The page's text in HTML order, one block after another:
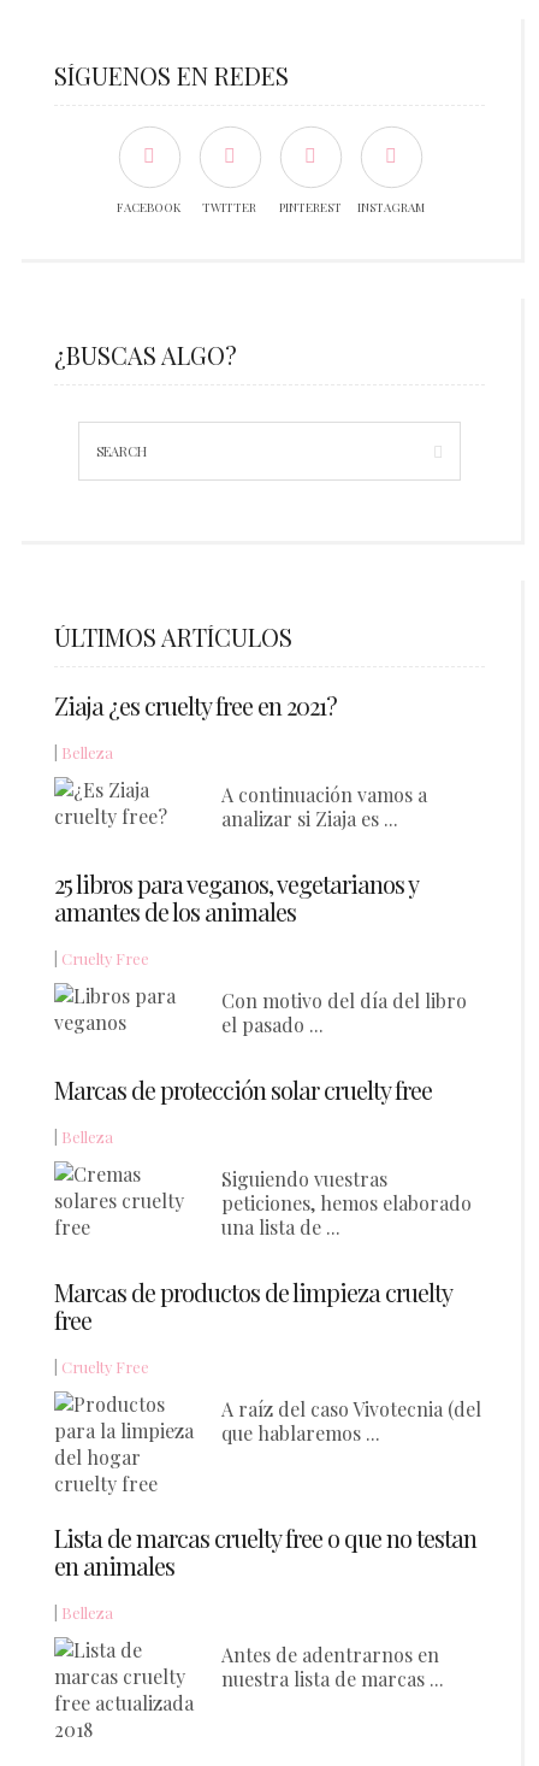
SÍGUENOS EN REDES
FACEBOOK TWITTER PINTEREST INSTAGRAM
¿BUSCAS ALGO?
ÚLTIMOS ARTÍCULOS
Ziaja ¿es cruelty free en 2021?
Belleza
A continuación vamos a
analizar si Ziaja es ...
25 libros para veganos, vegetarianos y
amantes de los animales
Cruelty Free
Con motivo del día del libro
el pasado ...
Marcas de protección solar cruelty free
Belleza
Siguiendo vuestras
peticiones, hemos elaborado
una lista de ...
Marcas de productos de limpieza cruelty
free
Cruelty Free
A raíz del caso Vivotecnia (del
que hablaremos ...
Lista de marcas cruelty free o que no testan
en animales
Belleza
Antes de adentrarnos en
nuestra lista de marcas ...